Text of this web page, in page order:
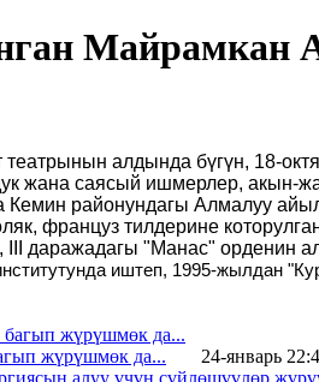
Майрамкан
алдында бүгүн, 18-
жана саясый ишмерлер, акын-
районундагы Алмалуу
француз тилдерине
III даражадагы "Манас" орденин
иштеп, 1995-жылдан
жүрүшмөк да... 24-январь